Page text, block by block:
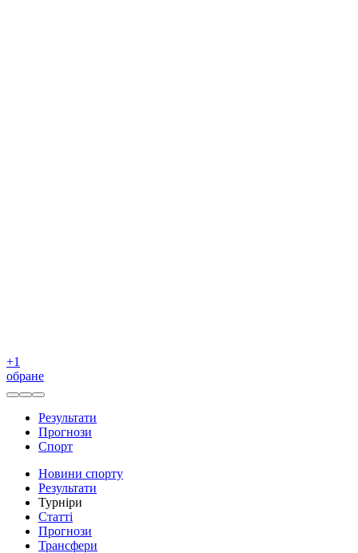
+1
обране
Результати
Прогнози
Спорт
Новини спорту
Результати
Турніри
Статті
Прогнози
Трансфери